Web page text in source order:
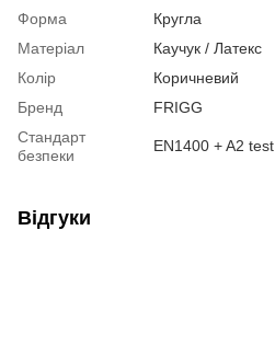
Форма
Кругла
Матеріал
Каучук / Латекс
Колір
Коричневий
Бренд
FRIGG
Стандарт
безпеки
EN1400 + A2 test
Відгуки